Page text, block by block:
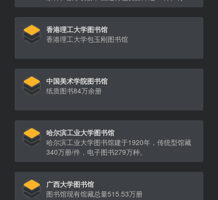
音像视频资源1万余种、民国时期唱片5000余张、
线装古籍及民国时期图书6万余册、舞台剧照及演
出说明书20万余份。
香港理工大学图书馆
香港理工大学包玉刚图书馆
中国美术学院图书馆
纸质图书84万余册
哈尔滨工业大学图书馆
哈尔滨工业大学图书馆建于1920年，传统型馆藏
340万册/件，电子图书279万种。
广西大学图书馆
图书馆现有馆藏总量515.53万册